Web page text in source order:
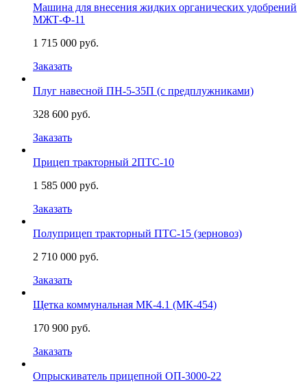
Машина для внесения жидких органических удобрений
МЖТ-Ф-11
1 715 000 руб.
Заказать
Плуг навесной ПН-5-35П (с предплужниками)
328 600 руб.
Заказать
Прицеп тракторный 2ПТС-10
1 585 000 руб.
Заказать
Полуприцеп тракторный ПТС-15 (зерновоз)
2 710 000 руб.
Заказать
Щетка коммунальная МК-4.1 (МК-454)
170 900 руб.
Заказать
Опрыскиватель прицепной ОП-3000-22